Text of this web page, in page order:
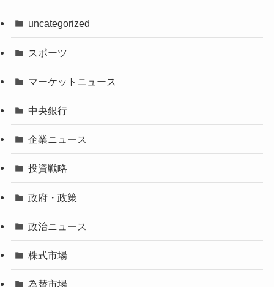
uncategorized
スポーツ
マーケットニュース
中央銀行
企業ニュース
投資戦略
政府・政策
政治ニュース
株式市場
為替市場